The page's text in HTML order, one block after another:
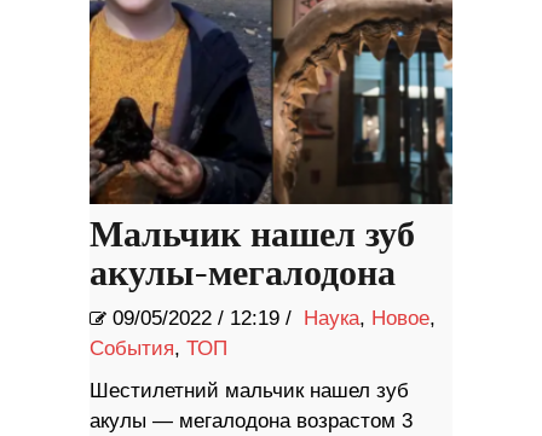
Мальчик нашел зуб
акулы-мегалодона
09/05/2022 / 12:19 / Наука, Новое,
События, ТОП
Шестилетний мальчик нашел зуб
акулы — мегалодона возрастом 3